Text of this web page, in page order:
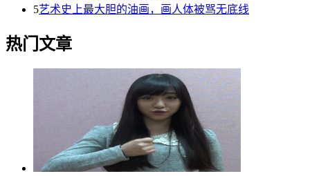
5艺术史上最大胆的油画，画人体被骂无底线
热门文章